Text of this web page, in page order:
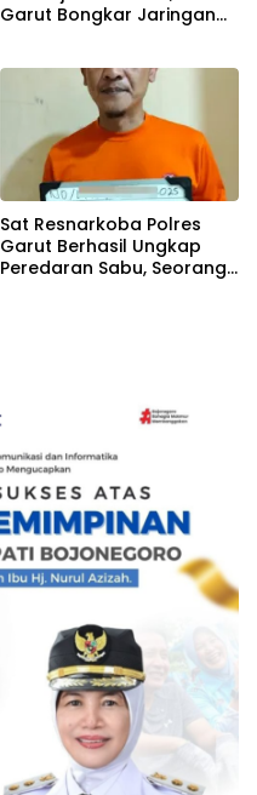
Garut Bongkar Jaringan
Sat Resnarkoba Polres
Garut Berhasil Ungkap
Peredaran Sabu, Seorang